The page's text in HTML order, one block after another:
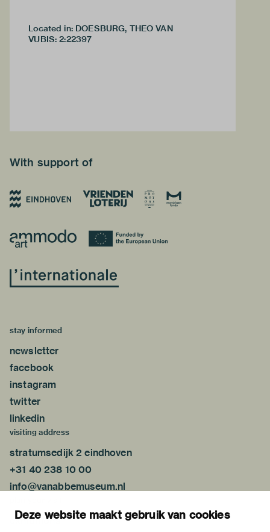
Deze website maakt gebruik van cookies
Located in: DOESBURG, THEO VAN
VUBIS: 2:22397
With support of
stay informed
newsletter
facebook
instagram
twitter
linkedin
visiting address
stratumsedijk 2 eindhoven
+31 40 238 10 00
info@vanabbemuseum.nl
exhibitions